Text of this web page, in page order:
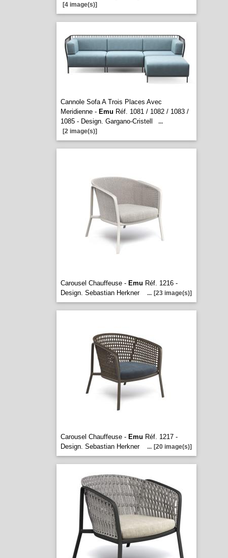
[4 image(s)]
Cannole Sofa A Trois Places Avec
Meridienne - Emu Réf. 1081 / 1082 / 1083 /
1085 - Design. Gargano-Cristell
...
[2 image(s)]
Carousel Chauffeuse - Emu Réf. 1216 -
Design. Sebastian Herkner
... [23 image(s)]
Carousel Chauffeuse - Emu Réf. 1217 -
Design. Sebastian Herkner
... [20 image(s)]